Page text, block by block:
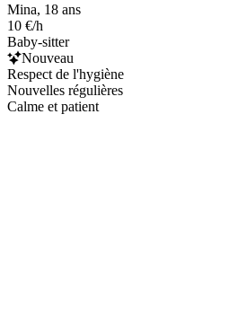
Mina, 18 ans
10 €/h
Baby-sitter
Nouveau
Respect de l'hygiène
Nouvelles régulières
Calme et patient